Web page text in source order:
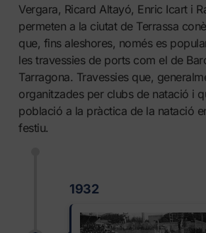
Vergara, Ricard Altayó, Enric Icart i
permeten a la ciutat de Terrassa
que, fins aleshores, només es
les travessies de ports com el de
Tarragona. Travessies que,
organitzades per clubs de natació i
població a la pràctica de la natació
festiu.
1932